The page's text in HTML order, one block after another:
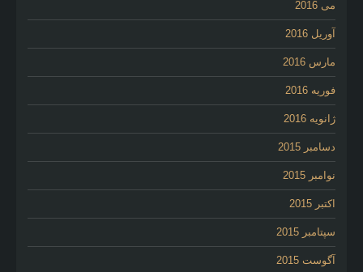
می 2016
آوریل 2016
مارس 2016
فوریه 2016
ژانویه 2016
دسامبر 2015
نوامبر 2015
اکتبر 2015
سپتامبر 2015
آگوست 2015